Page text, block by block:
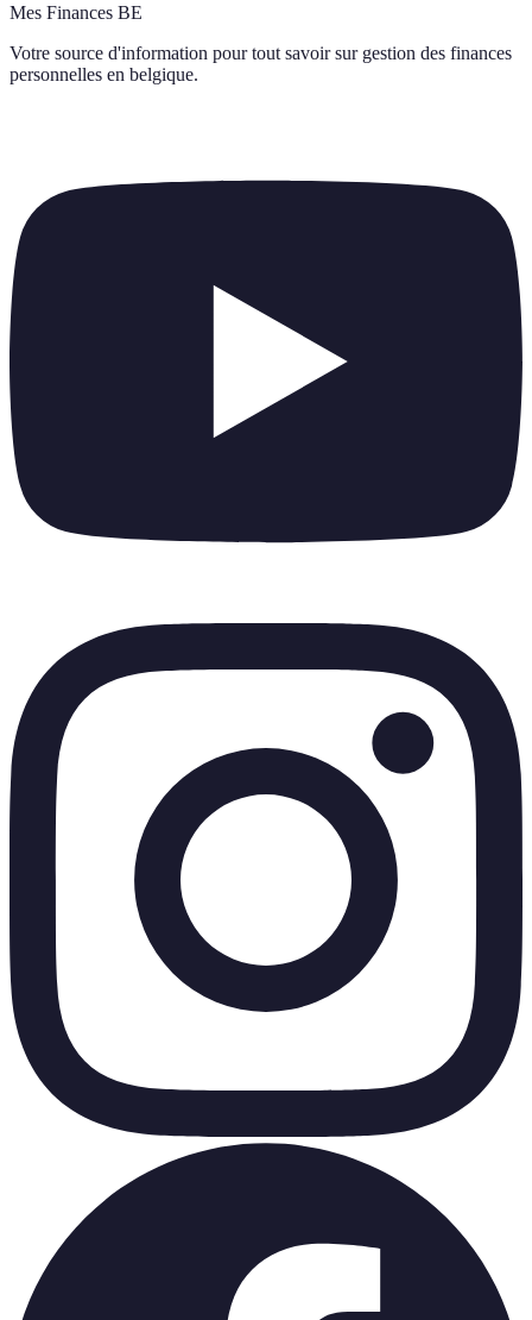
Mes Finances BE
Votre source d'information pour tout savoir sur gestion des finances
personnelles en belgique.